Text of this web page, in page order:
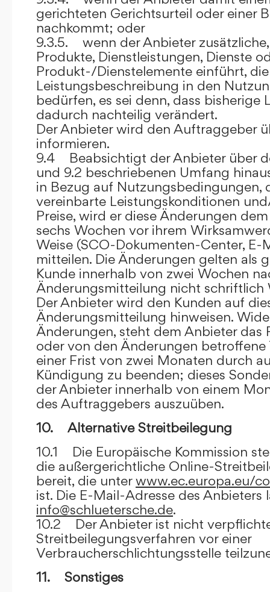
gerichteten Gerichtsurteil oder einer
nachkommt; oder
9.3.5. wenn der Anbieter
Produkte, Dienstleistungen, Dienste
Produkt-/Dienstelemente einführt,
Leistungsbeschreibung in den
bedürfen, es sei denn, dass bisherige
dadurch nachteilig verändert.
Der Anbieter wird den Auftraggeber
informieren.
9.4 Beabsichtigt der Anbieter über
und 9.2 beschriebenen Umfang
in Bezug auf Nutzungsbedingungen,
vereinbarte Leistungskonditionen
Preise, wird er diese Änderungen
sechs Wochen vor ihrem
Weise (SCO-Dokumenten-Center, E-
mitteilen. Die Änderungen gelten als
Kunde innerhalb von zwei Wochen
Änderungsmitteilung nicht schriftlich
Der Anbieter wird den Kunden auf
Änderungsmitteilung hinweisen.
Änderungen, steht dem Anbieter das
oder von den Änderungen betroffene
einer Frist von zwei Monaten durch
Kündigung zu beenden; dieses
der Anbieter innerhalb von einem
des Auftraggebers auszuüben.
10. Alternative Streitbeilegung
10.1 Die Europäische Kommission
die außergerichtliche Online-
bereit, die unterwww.ec.europa.eu/
ist. Die E-Mail-Adresse des Anbieters
info@schluetersche.de.
10.2 Der Anbieter ist nicht
Streitbeilegungsverfahren vor einer
Verbraucherschlichtungsstelle
11. Sonstiges